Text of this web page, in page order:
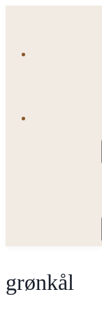
indhold
grønkål